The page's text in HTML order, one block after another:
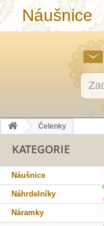
Náušnice
Čelenky
KATEGORIE
Náušnice
Náhrdelníky
Náramky